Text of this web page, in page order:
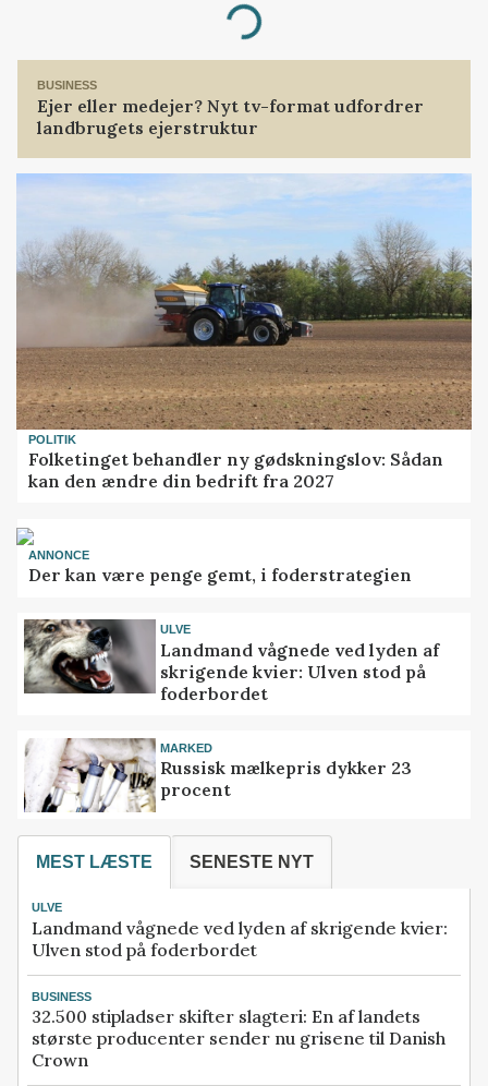
Loading...
BUSINESS
Ejer eller medejer? Nyt tv-format udfordrer
landbrugets ejerstruktur
POLITIK
Folketinget behandler ny gødskningslov: Sådan
kan den ændre din bedrift fra 2027
ANNONCE
Der kan være penge gemt, i foderstrategien
ULVE
Landmand vågnede ved lyden af
skrigende kvier: Ulven stod på
foderbordet
MARKED
Russisk mælkepris dykker 23
procent
MEST LÆSTE SENESTE NYT
ULVE
Landmand vågnede ved lyden af skrigende kvier:
Ulven stod på foderbordet
BUSINESS
32.500 stipladser skifter slagteri: En af landets
største producenter sender nu grisene til Danish
Crown